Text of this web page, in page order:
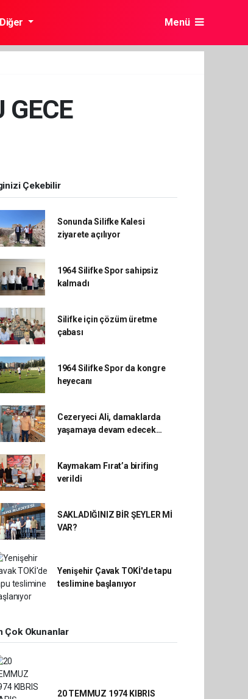
Diğer Menü
GECE
Çekebilir
Sonunda Silifke Kalesi
ziyarete açılıyor
1964 Silifke Spor sahipsiz
kalmadı
Silifke için çözüm üretme
çabası
1964 Silifke Spor da kongre
heyecanı
Cezeryeci Ali, damaklarda
yaşamaya devam edecek…
Kaymakam Fırat’a birifing
verildi
SAKLADIĞINIZ BİR ŞEYLER Mİ
VAR?
Yenişehir Çavak TOKİ'de tapu
teslimine başlanıyor
Çok Okunanlar
20 TEMMUZ 1974 KIBRIS